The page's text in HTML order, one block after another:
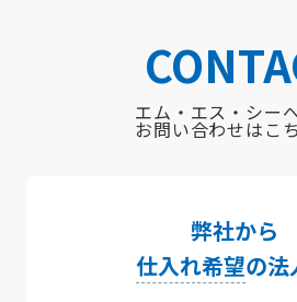
エム・エス・シー
お問い合わせはこ
弊社から
仕入れ希望の法